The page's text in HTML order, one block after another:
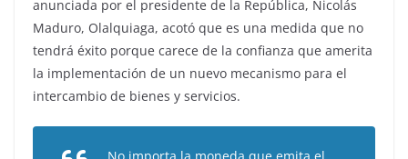
anunciada por el presidente de la República, Nicolás
Maduro, Olalquiaga, acotó que es una medida que no
tendrá éxito porque carece de la confianza que amerita
la implementación de un nuevo mecanismo para el
intercambio de bienes y servicios.